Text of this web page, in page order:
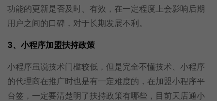
功能的更新是否及时、有效，在一定程度上会影响后期
用户之间的口碑，对于长期发展不利。
3、小程序加盟扶持政策
小程序虽说技术门槛较低，但是完全不懂技术、小程序
的代理商在推广时也是有一定难度的，在加盟小程序平
台签，一定要清楚明了扶持政策有哪些，目前天店通小